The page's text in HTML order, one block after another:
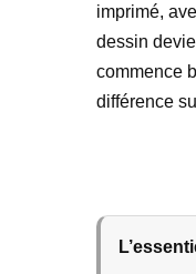
imprimé,
dessin
commence
différence